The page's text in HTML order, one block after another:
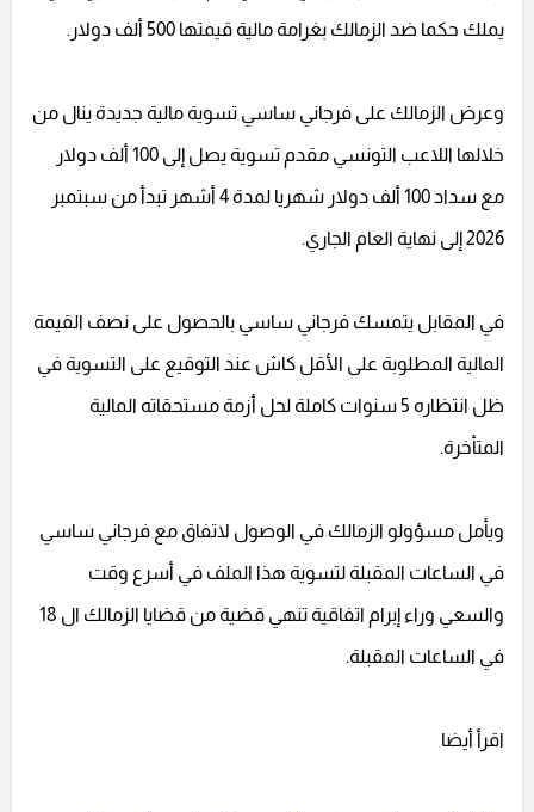
يملك حكما ضد الزمالك بغرامة مالية قيمتها 500 ألف دولار.
وعرض الزمالك على فرجاني ساسي تسوية مالية جديدة ينال من
خلالها اللاعب التونسي مقدم تسوية يصل إلى 100 ألف دولار
مع سداد 100 ألف دولار شهريا لمدة 4 أشهر تبدأ من سبتمبر
2026 إلى نهاية العام الجاري.
في المقابل يتمسك فرجاني ساسي بالحصول على نصف القيمة
المالية المطلوبة على الأقل كاش عند التوقيع على التسوية في
ظل انتظاره 5 سنوات كاملة لحل أزمة مستحقاته المالية
المتأخرة.
ويأمل مسؤولو الزمالك في الوصول لاتفاق مع فرجاني ساسي
في الساعات المقبلة لتسوية هذا الملف في أسرع وقت
والسعي وراء إبرام اتفاقية تنهي قضية من قضايا الزمالك ال 18
في الساعات المقبلة.
اقرأ أيضا